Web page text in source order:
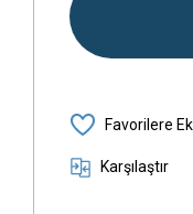
Karşılaştır